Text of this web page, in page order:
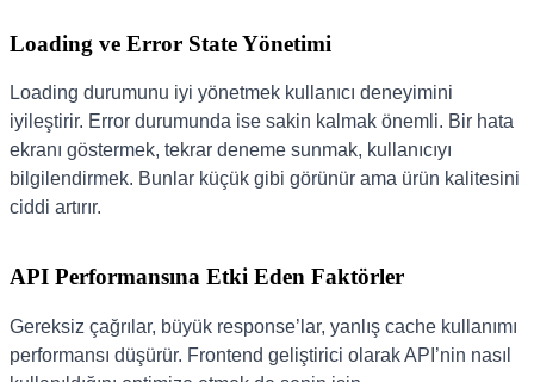
Loading ve Error State Yönetimi
Loading durumunu iyi yönetmek kullanıcı deneyimini
iyileştirir. Error durumunda ise sakin kalmak önemli. Bir hata
ekranı göstermek, tekrar deneme sunmak, kullanıcıyı
bilgilendirmek. Bunlar küçük gibi görünür ama ürün kalitesini
ciddi artırır.
API Performansına Etki Eden Faktörler
Gereksiz çağrılar, büyük response’lar, yanlış cache kullanımı
performansı düşürür. Frontend geliştirici olarak API’nin nasıl